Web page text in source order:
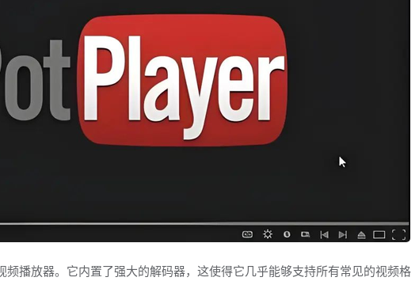
频播放器。它内置了强大的解码器，这使得它几乎能够支持所有常见的视频格